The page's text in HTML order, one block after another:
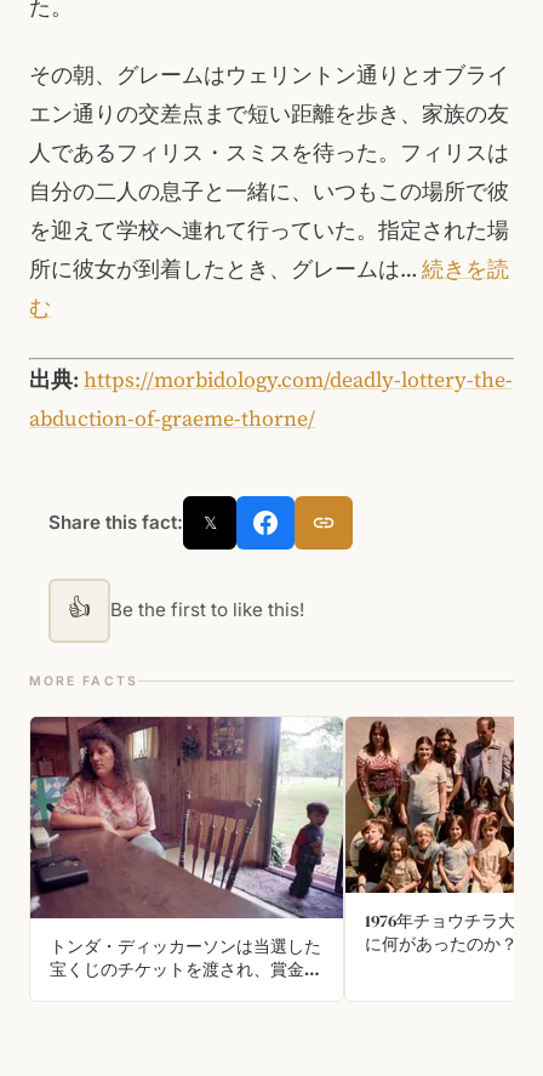
た。
その朝、グレームはウェリントン通りとオブライ
エン通りの交差点まで短い距離を歩き、家族の友
人であるフィリス・スミスを待った。フィリスは
自分の二人の息子と一緒に、いつもこの場所で彼
を迎えて学校へ連れて行っていた。指定された場
所に彼女が到着したとき、グレームは… 続きを読
む
出典: https://morbidology.com/deadly-lottery-the-
abduction-of-graeme-thorne/
Share this fact: 𝕏
👍 Be the first to like this!
MORE FACTS
トンダ・ディッカーソンは当選した
宝くじのチケットを渡され、賞金は
1976年チョウチラ大量
に何があったのか？